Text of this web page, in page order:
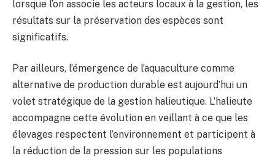
lorsque l’on associe les acteurs locaux à la gestion, les
résultats sur la préservation des espèces sont
significatifs.
Par ailleurs, l’émergence de l’aquaculture comme
alternative de production durable est aujourd’hui un
volet stratégique de la gestion halieutique. L’halieute
accompagne cette évolution en veillant à ce que les
élevages respectent l’environnement et participent à
la réduction de la pression sur les populations